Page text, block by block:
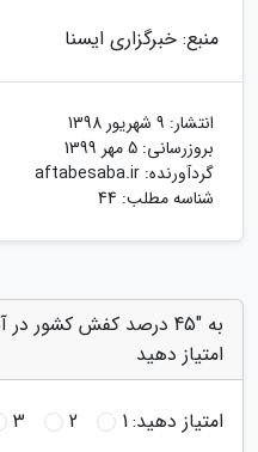
منبع: خبرگزاری ایسنا
انتشار: 9 شهریور 1398
بروزرسانی: 5 مهر 1399
گردآورنده: aftabesaba.ir
شناسه مطلب: 44
به "45 درصد کفش کشور
امتیاز دهید
امتیاز دهید:1
2
3